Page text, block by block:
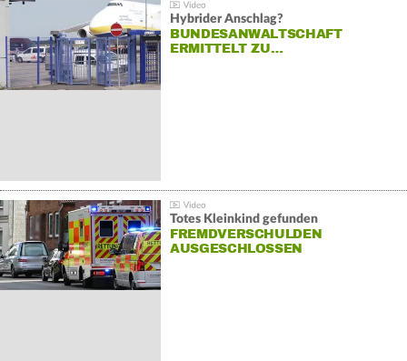
Hybrider Anschlag?
BUNDESANWALTSCHAFT
ERMITTELT ZU…
Totes Kleinkind gefunden
FREMDVERSCHULDEN
AUSGESCHLOSSEN